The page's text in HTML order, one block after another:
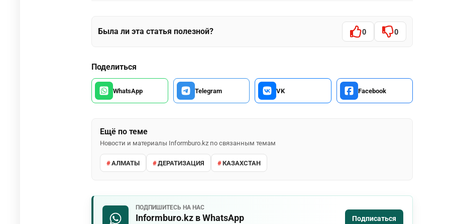
Была ли эта статья полезной? 0 0
Поделиться
WhatsApp Telegram VK Facebook
Ещё по теме
Новости и материалы Informburo.kz по связанным темам
АЛМАТЫ ДЕРАТИЗАЦИЯ КАЗАХСТАН
ПОДПИШИТЕСЬ НА НАС
Informburo.kz в WhatsApp Подписаться